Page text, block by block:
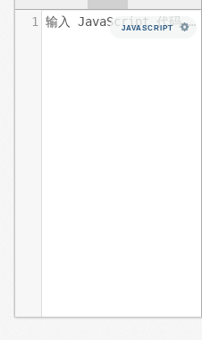
链接将在新窗口打开。
</p>
输入 JavaScript 代码……
1 JAVASCRIPT